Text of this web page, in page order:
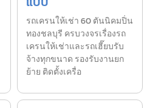
รถเครนให้เช่า 60 ตันนิคมปิ่น
ทองชลบุรี ครบวงจรเรื่องรถ
เครนให้เช่าและรถเฮี๊ยบรับ
จ้างทุกขนาด รองรับงานยก
ย้าย ติดตั้งเครื่อ